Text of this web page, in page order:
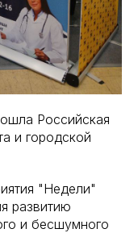
Российская
и городской
"Недели"
развитию
и бесшумного